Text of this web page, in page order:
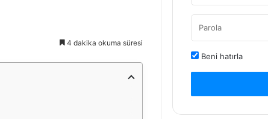
4 dakika okuma süresi
Beni hatırla